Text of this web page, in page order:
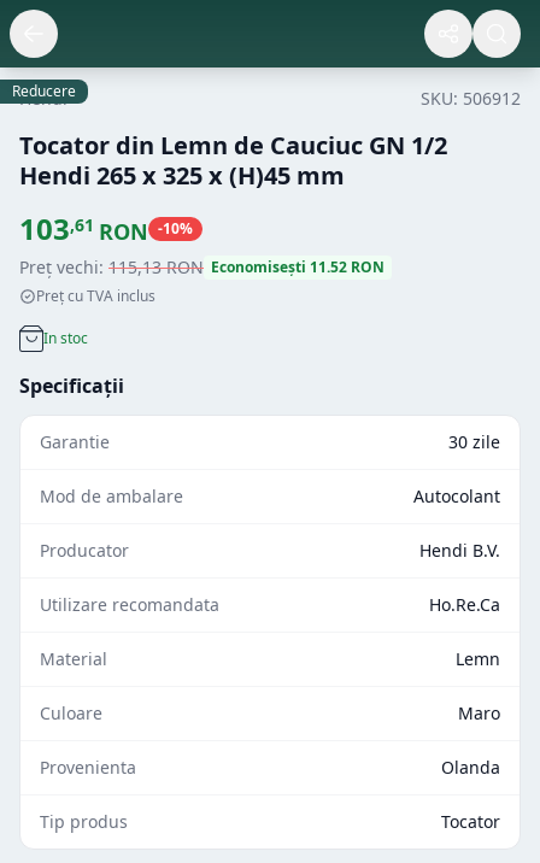
Reducere
Hendi SKU: 506912
Tocator din Lemn de Cauciuc GN 1/2
Hendi 265 x 325 x (H)45 mm
103,61 RON -10%
Preț vechi: 115,13RON Economisești 11.52 RON
Preț cu TVA inclus
In stoc
Specificații
Garantie 30 zile
Mod de ambalare Autocolant
Producator Hendi B.V.
Utilizare recomandata Ho.Re.Ca
Material Lemn
Culoare Maro
Provenienta Olanda
Tip produs Tocator